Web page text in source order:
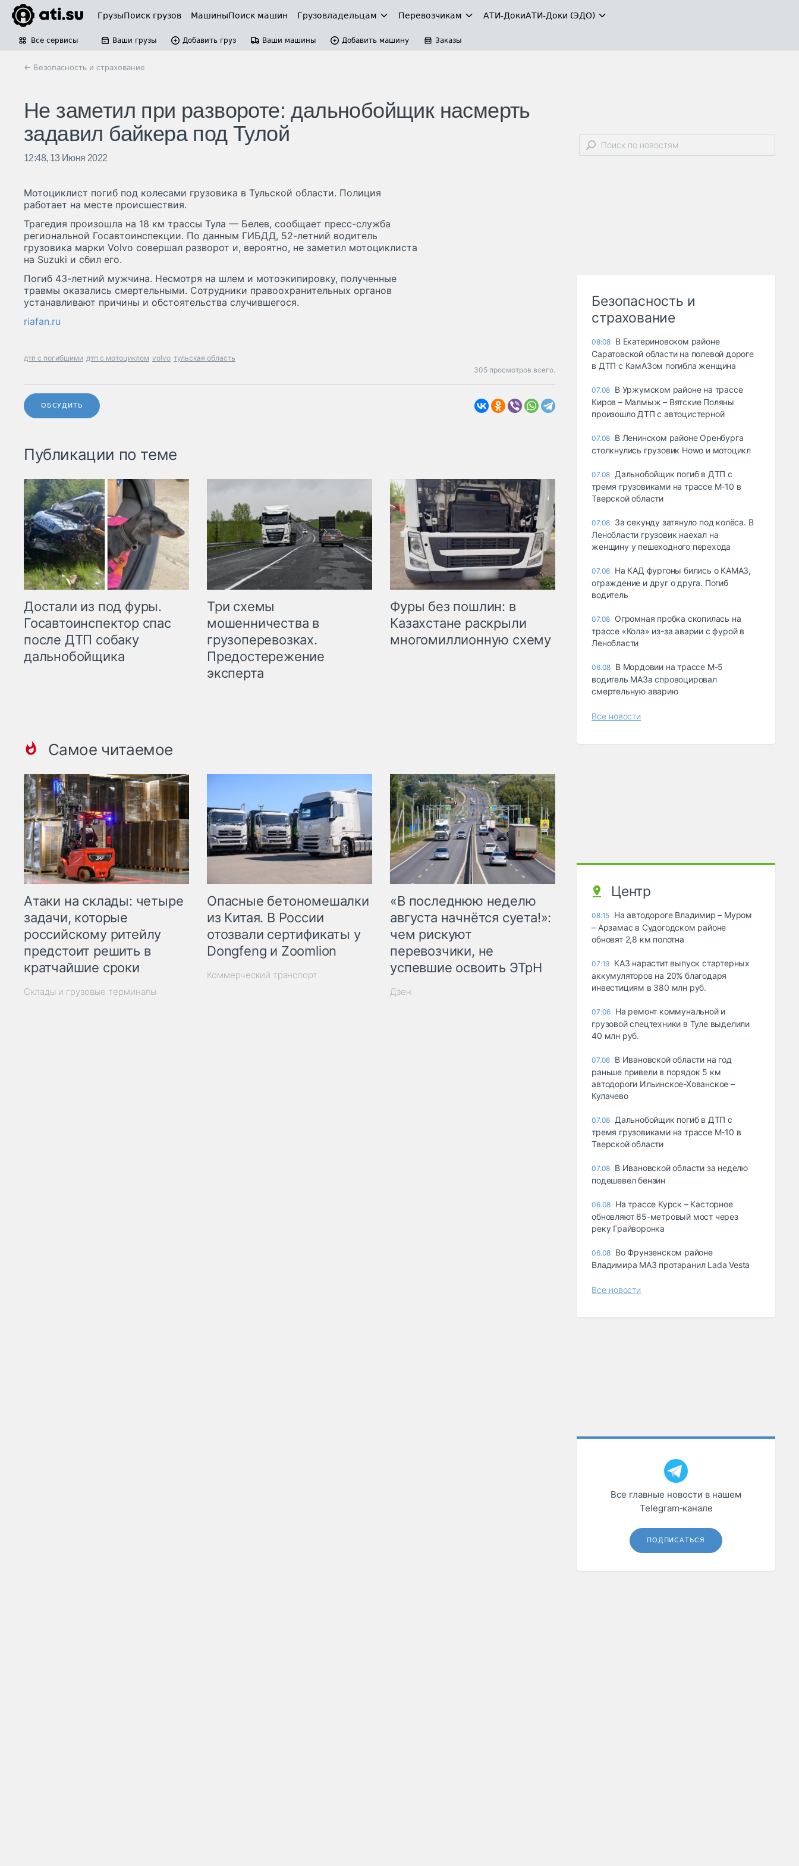
ГрузыПоиск грузов МашиныПоиск машин Грузовладельцам Перевозчикам АТИ-ДокиАТИ-Доки (ЭДО)
Все сервисы Ваши грузы Добавить груз Ваши машины Добавить машину Заказы
← Безопасность и страхование
Не заметил при развороте: дальнобойщик насмерть
задавил байкера под Тулой
12:48, 13 Июня 2022
Мотоциклист погиб под колесами грузовика в Тульской области. Полиция
работает на месте происшествия.
Трагедия произошла на 18 км трассы Тула — Белев, сообщает пресс-служба
региональной Госавтоинспекции. По данным ГИБДД, 52-летний водитель
грузовика марки Volvo совершал разворот и, вероятно, не заметил мотоциклиста
на Suzuki и сбил его.
Погиб 43-летний мужчина. Несмотря на шлем и мотоэкипировку, полученные
травмы оказались смертельными. Сотрудники правоохранительных органов
устанавливают причины и обстоятельства случившегося.
riafan.ru
дтп с погибшими дтп с мотоциклом volvo тульская область
305 просмотров всего.
ОБСУДИТЬ
Публикации по теме
Достали из под фуры.
Госавтоинспектор спас
после ДТП собаку
дальнобойщика
Три схемы
мошенничества в
грузоперевозках.
Предостережение
эксперта
Фуры без пошлин: в
Казахстане раскрыли
многомиллионную схему
Самое читаемое
Атаки на склады: четыре
задачи, которые
российскому ритейлу
предстоит решить в
кратчайшие сроки
Склады и грузовые терминалы
Опасные бетономешалки
из Китая. В России
отозвали сертификаты у
Dongfeng и Zoomlion
Коммерческий транспорт
«В последнюю неделю
августа начнётся суета!»:
чем рискуют
перевозчики, не
успевшие освоить ЭТрН
Дзен
Безопасность и
страхование
08:08 В Екатериновском районе
Саратовской области на полевой дороге
в ДТП с КамАЗом погибла женщина
07.08 В Уржумском районе на трассе
Киров – Малмыж – Вятские Поляны
произошло ДТП с автоцистерной
07.08 В Ленинском районе Оренбурга
столкнулись грузовик Howo и мотоцикл
07.08 Дальнобойщик погиб в ДТП с
тремя грузовиками на трассе М-10 в
Тверской области
07.08 За секунду затянуло под колёса. В
Ленобласти грузовик наехал на
женщину у пешеходного перехода
07.08 На КАД фургоны бились о КАМАЗ,
ограждение и друг о друга. Погиб
водитель
07.08 Огромная пробка скопилась на
трассе «Кола» из-за аварии с фурой в
Ленобласти
06.08 В Мордовии на трассе М-5
водитель МАЗа спровоцировал
смертельную аварию
Все новости
Центр
08:15 На автодороге Владимир – Муром
– Арзамас в Судогодском районе
обновят 2,8 км полотна
07:19 КАЗ нарастит выпуск стартерных
аккумуляторов на 20% благодаря
инвестициям в 380 млн руб.
07:06 На ремонт коммунальной и
грузовой спецтехники в Туле выделили
40 млн руб.
07.08 В Ивановской области на год
раньше привели в порядок 5 км
автодороги Ильинское-Хованское –
Кулачево
07.08 Дальнобойщик погиб в ДТП с
тремя грузовиками на трассе М-10 в
Тверской области
07.08 В Ивановской области за неделю
подешевел бензин
06.08 На трассе Курск – Касторное
обновляют 65-метровый мост через
реку Грайворонка
06.08 Во Фрунзенском районе
Владимира МАЗ протаранил Lada Vesta
Все новости
Все главные новости в нашем
Telegram‑канале
ПОДПИСАТЬСЯ